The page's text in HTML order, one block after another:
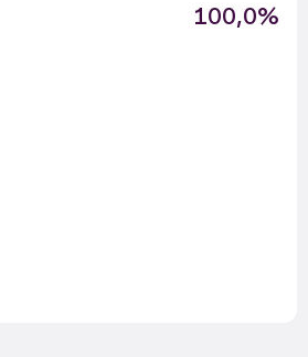
100,0%